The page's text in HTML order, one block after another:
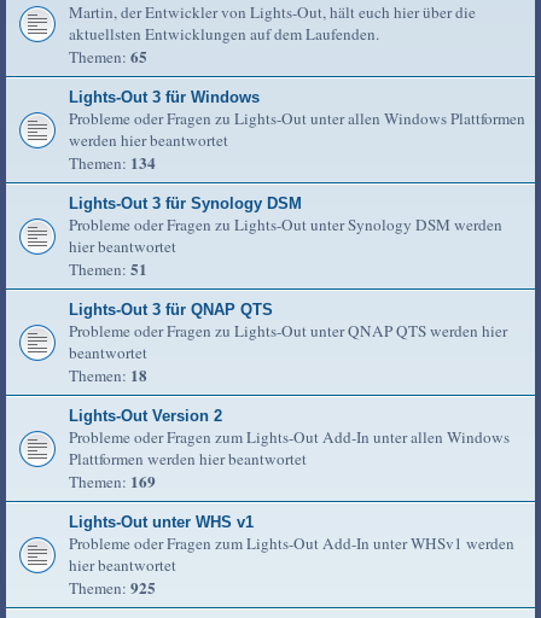
Martin, der Entwickler von Lights-Out, hält euch hier über die
aktuellsten Entwicklungen auf dem Laufenden.
Themen: 65
Lights-Out 3 für Windows
Probleme oder Fragen zu Lights-Out unter allen Windows Plattformen
werden hier beantwortet
Themen: 134
Lights-Out 3 für Synology DSM
Probleme oder Fragen zu Lights-Out unter Synology DSM werden
hier beantwortet
Themen: 51
Lights-Out 3 für QNAP QTS
Probleme oder Fragen zu Lights-Out unter QNAP QTS werden hier
beantwortet
Themen: 18
Lights-Out Version 2
Probleme oder Fragen zum Lights-Out Add-In unter allen Windows
Plattformen werden hier beantwortet
Themen: 169
Lights-Out unter WHS v1
Probleme oder Fragen zum Lights-Out Add-In unter WHSv1 werden
hier beantwortet
Themen: 925